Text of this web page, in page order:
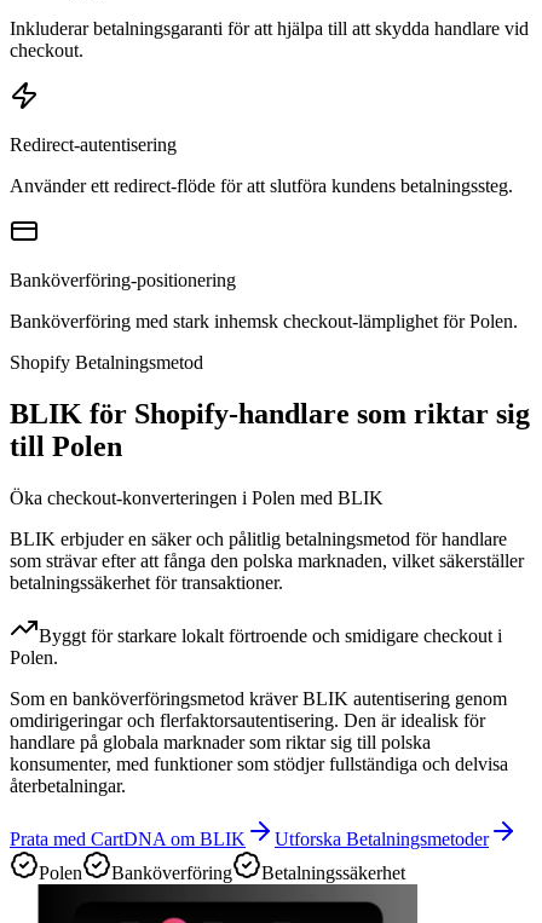
Inkluderar betalningsgaranti för att hjälpa till att skydda handlare vid
checkout.
Redirect-autentisering
Använder ett redirect-flöde för att slutföra kundens betalningssteg.
Banköverföring-positionering
Banköverföring med stark inhemsk checkout-lämplighet för Polen.
Shopify Betalningsmetod
BLIK för Shopify-handlare som riktar sig
till Polen
Öka checkout-konverteringen i Polen med BLIK
BLIK erbjuder en säker och pålitlig betalningsmetod för handlare
som strävar efter att fånga den polska marknaden, vilket säkerställer
betalningssäkerhet för transaktioner.
Byggt för starkare lokalt förtroende och smidigare checkout i
Polen.
Som en banköverföringsmetod kräver BLIK autentisering genom
omdirigeringar och flerfaktorsautentisering. Den är idealisk för
handlare på globala marknader som riktar sig till polska
konsumenter, med funktioner som stödjer fullständiga och delvisa
återbetalningar.
Prata med CartDNA om BLIK
Utforska Betalningsmetoder
Polen
Banköverföring Betalningssäkerhet